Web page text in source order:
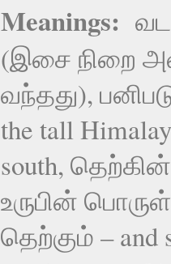
Meanings:
(இசை நிறை
வந்தது),
the tall
south,
உருபின்
தெற்கும் – and